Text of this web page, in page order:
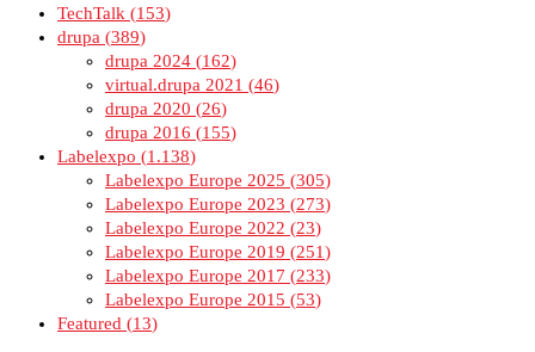
TechTalk
153
drupa
389
drupa 2024
162
virtual.drupa 2021
46
drupa 2020
26
drupa 2016
155
Labelexpo
1.138
Labelexpo Europe 2025
305
Labelexpo Europe 2023
273
Labelexpo Europe 2022
23
Labelexpo Europe 2019
251
Labelexpo Europe 2017
233
Labelexpo Europe 2015
53
Featured
13